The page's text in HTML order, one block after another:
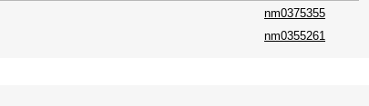
nm0375355
nm0355261